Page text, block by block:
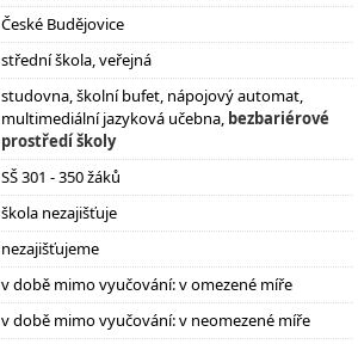
České Budějovice
střední škola, veřejná
studovna, školní bufet, nápojový automat,
multimediální jazyková učebna, bezbariérové
prostředí školy
SŠ 301 - 350 žáků
škola nezajišťuje
nezajišťujeme
v době mimo vyučování: v omezené míře
v době mimo vyučování: v neomezené míře